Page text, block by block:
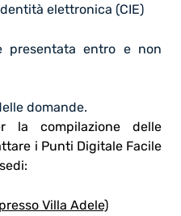
elettronica (CIE)
presentata entro e non
domande.
la compilazione delle
i Punti Digitale Facile
Villa Adele)